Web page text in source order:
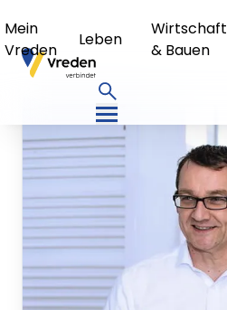
Mein
Vreden
Leben
Wirtschaft
& Bauen